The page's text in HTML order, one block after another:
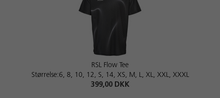
RSL Flow Tee
Størrelse:6, 8, 10, 12, S, 14, XS, M, L, XL, XXL, XXXL
399,00 DKK